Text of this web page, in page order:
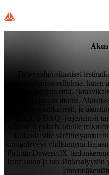
Dewesoftin akustiset
äänenmittaussovelluksia, kuten
äänen intensiteettiä,
(RT60) ja paljon muuta.
standardien mukaisesti, ja
SIRIUS DAQ -järjestelmät
ulkoisesti polarisoiduille
kaikenlaisille
kaistanleveys yhdistettynä
Palkittu DewesoftX-
laitteistoon ja tuo äänianalyysiin